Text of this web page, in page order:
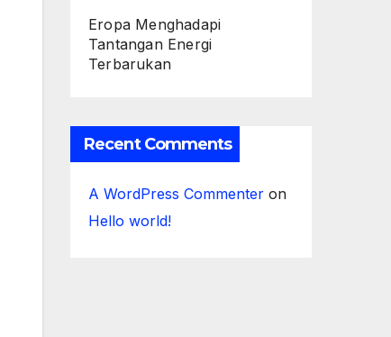
Eropa Menghadapi
Tantangan Energi
Terbarukan
Recent Comments
A WordPress Commenter on
Hello world!